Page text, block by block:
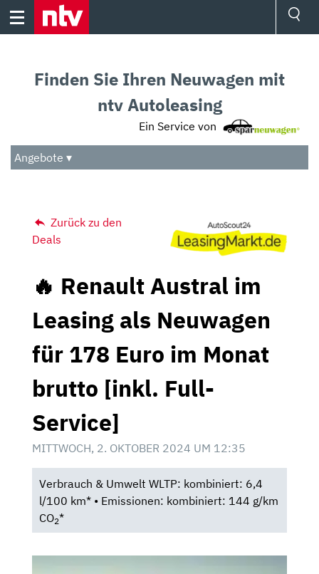
Skip
Audio
Das Beste
Finden Sie Ihren Neuwagen mit
ntv Autoleasing
Ein Service von
Angebote ▾
Zurück zu den
Deals
🔥 Renault Austral im
Leasing als Neuwagen
für 178 Euro im Monat
brutto [inkl. Full-
Service]
MITTWOCH, 2. OKTOBER 2024 UM 12:35
Verbrauch & Umwelt WLTP: kombiniert: 6,4
l/100 km* • Emissionen: kombiniert: 144 g/km
CO2*